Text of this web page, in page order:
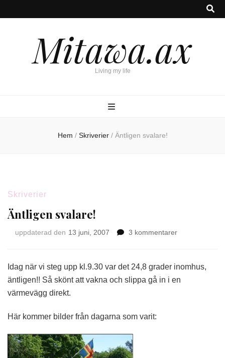
Mitawa.ax
Living my life
Hem / Skriverier / Äntligen svalare!
Skriverier
Äntligen svalare!
uppdaterad den 13 juni, 2007 3 kommentarertill
Idag när vi steg upp kl.9.30 var det 24,8 grader inomhus,
äntligen!! Så skönt att vakna och slippa gå in i en
värmevägg direkt.
Här kommer bilder från dagarna som varit: